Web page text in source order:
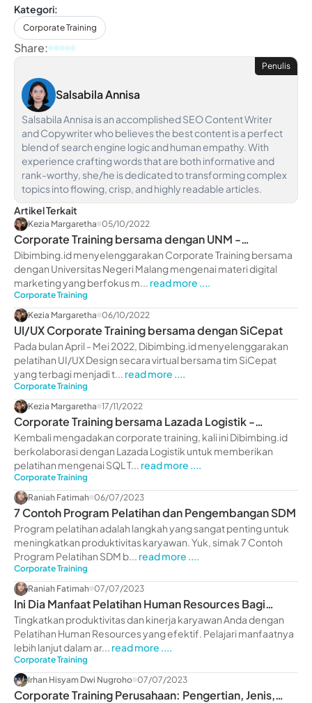
Kategori:
Corporate Training
Share:
Penulis
Salsabila Annisa
Salsabila Annisa is an accomplished SEO Content Writer
and Copywriter who believes the best content is a perfect
blend of search engine logic and human empathy. With
experience crafting words that are both informative and
rank-worthy, she/he is dedicated to transforming complex
topics into flowing, crisp, and highly readable articles.
Artikel Terkait
Kezia Margaretha 05/10/2022
Corporate Training bersama dengan UNM -
dibimbing.id
Dibimbing.id menyelenggarakan Corporate Training bersama
dengan Universitas Negeri Malang mengenai materi digital
marketing yang berfokus m... read more ....
Corporate Training
Kezia Margaretha 06/10/2022
UI/UX Corporate Training bersama dengan SiCepat
Pada bulan April - Mei 2022, Dibimbing.id menyelenggarakan
pelatihan UI/UX Design secara virtual bersama tim SiCepat
yang terbagi menjadi t... read more ....
Corporate Training
Kezia Margaretha 17/11/2022
Corporate Training bersama Lazada Logistik -
dibimbing.id
Kembali mengadakan corporate training, kali ini Dibimbing.id
berkolaborasi dengan Lazada Logistik untuk memberikan
pelatihan mengenai SQL T... read more ....
Corporate Training
Raniah Fatimah 06/07/2023
7 Contoh Program Pelatihan dan Pengembangan SDM
Program pelatihan adalah langkah yang sangat penting untuk
meningkatkan produktivitas karyawan. Yuk, simak 7 Contoh
Program Pelatihan SDM b... read more ....
Corporate Training
Raniah Fatimah 07/07/2023
Ini Dia Manfaat Pelatihan Human Resources Bagi
Perusahaan
Tingkatkan produktivitas dan kinerja karyawan Anda dengan
Pelatihan Human Resources yang efektif. Pelajari manfaatnya
lebih lanjut dalam ar... read more ....
Corporate Training
Irhan Hisyam Dwi Nugroho 07/07/2023
Corporate Training Perusahaan: Pengertian, Jenis,